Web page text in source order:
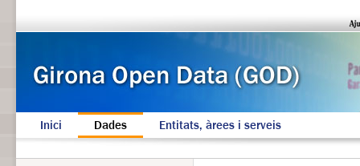
Inici Dades Entitats, àrees i serveis